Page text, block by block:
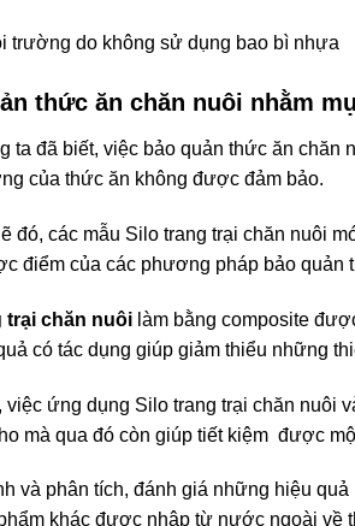
trường do không sử dụng bao bì nhựa
thức ăn chăn nuôi nhằm
ta đã biết, việc bảo quản thức ăn
của thức ăn không được đảm bảo.
đó, các mẫu Silo trang trại chăn nuôi
điểm của các phương pháp bảo quản
trại chăn nuôi làm bằng composite
có tác dụng giúp giảm thiểu những
việc ứng dụng Silo trang trại chăn nuôi
mà qua đó còn giúp tiết kiệm được
và phân tích, đánh giá những hiệu
khác được nhập từ nước ngoài về